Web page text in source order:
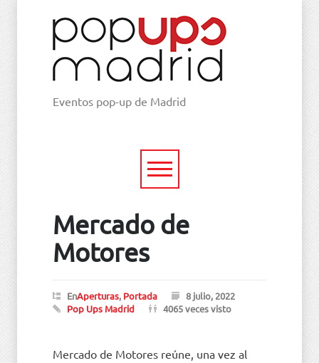
Eventos pop-up de Madrid
Mercado de
Motores
EnAperturas, Portada
8 julio, 2022
Pop Ups Madrid
4065 veces visto
Mercado de Motores reúne, una vez al